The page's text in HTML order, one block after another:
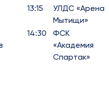
13:15
УЛДС «Арена
Мытищи»
14:30
ФСК
«Академия
Спартак»